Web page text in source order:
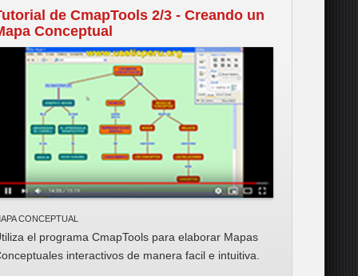
de CmapTools 2/3 - Creando un
Conceptual
CONCEPTUAL
el programa CmapTools para elaborar Mapas
interactivos de manera facil e intuitiva